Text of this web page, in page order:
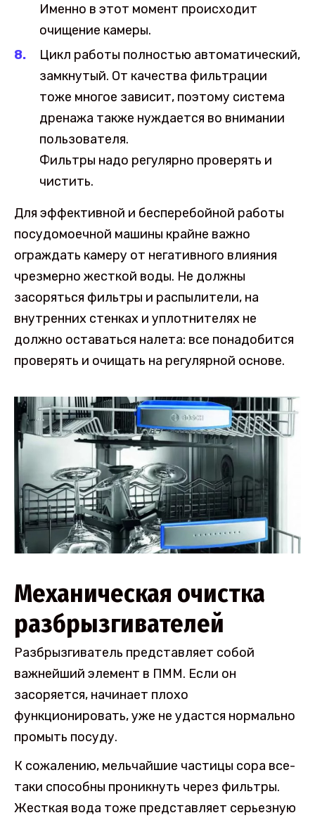
Именно в этот момент происходит
очищение камеры.
Цикл работы полностью автоматический,
замкнутый. От качества фильтрации
тоже многое зависит, поэтому система
дренажа также нуждается во внимании
пользователя.
Фильтры надо регулярно проверять и
чистить.
Для эффективной и бесперебойной работы
посудомоечной машины крайне важно
ограждать камеру от негативного влияния
чрезмерно жесткой воды. Не должны
засоряться фильтры и распылители, на
внутренних стенках и уплотнителях не
должно оставаться налета: все понадобится
проверять и очищать на регулярной основе.
Механическая очистка
разбрызгивателей
Разбрызгиватель представляет собой
важнейший элемент в ПММ. Если он
засоряется, начинает плохо
функционировать, уже не удастся нормально
промыть посуду.
К сожалению, мельчайшие частицы сора все-
таки способны проникнуть через фильтры.
Жесткая вода тоже представляет серьезную